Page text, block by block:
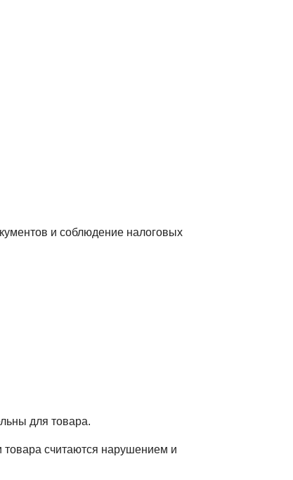
и соблюдение налоговых
для товара.
товара считаются нарушением и